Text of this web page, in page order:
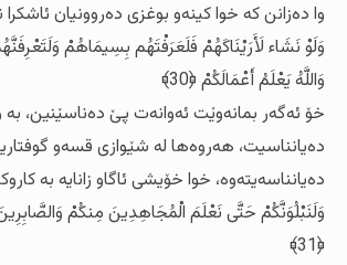
وا ده‌زانن که‌ خوا کینه‌و بوغزی ده‌روونیان ئاشکرا
وَلَوْ نَشَاء لَأَرَيْنَاكَهُمْ فَلَعَرَفْتَهُم بِسِيمَاهُمْ
وَاللَّهُ يَعْلَمُ أَعْمَالَكُمْ ﴿30﴾
خۆ ئه‌گه‌ر بمانه‌وێت ئه‌وانه‌ت پێ ده‌ناسێنین، به‌
ده‌یانناسیت، هه‌روه‌ها له‌ شێوازی قسه‌و
ده‌یانناسه‌یته‌وه‌، خوا خۆیشی ئاگاو زانایه‌ به‌
وَلَنَبْلُوَنَّكُمْ حَتَّى نَعْلَمَ الْمُجَاهِدِينَ مِنكُمْ
﴿31﴾